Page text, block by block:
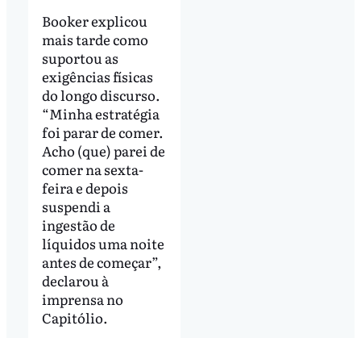
Booker explicou
mais tarde como
suportou as
exigências físicas
do longo discurso.
“Minha estratégia
foi parar de comer.
Acho (que) parei de
comer na sexta-
feira e depois
suspendi a
ingestão de
líquidos uma noite
antes de começar”,
declarou à
imprensa no
Capitólio.